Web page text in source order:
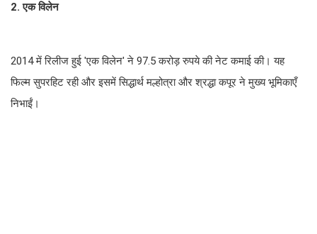
2. एक विलेन
2014 में रिलीज हुई 'एक विलेन' ने 97.5 करोड़ रुपये की नेट कमाई की। यह
फिल्म सुपरहिट रही और इसमें सिद्धार्थ मल्होत्रा और श्रद्धा कपूर ने मुख्य भूमिकाएँ
निभाईं।